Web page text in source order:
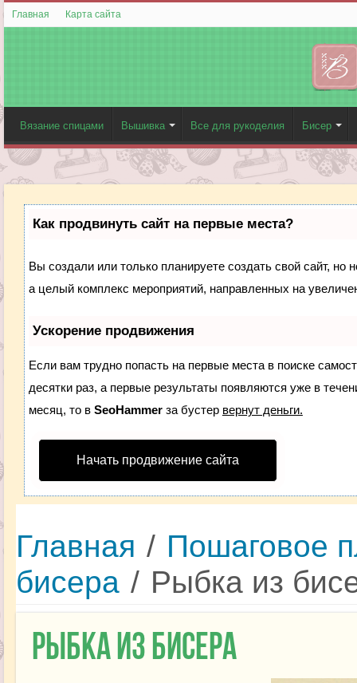
Главная Карта сайта
Вязание спицами Вышивка Все для рукоделия Бисер
Как продвинуть сайт на первые места?
Вы создали или только планируете создать свой сайт, но
а целый комплекс мероприятий, направленных на
Ускорение продвижения
Если вам трудно попасть на первые места в поиске
десятки раз, а первые результаты появляются уже в
месяц, то в SeoHammerза бустер вернут деньги.
Начать продвижение сайта
Главная / Пошаговое
бисера / Рыбка из
Рыбка из бисера